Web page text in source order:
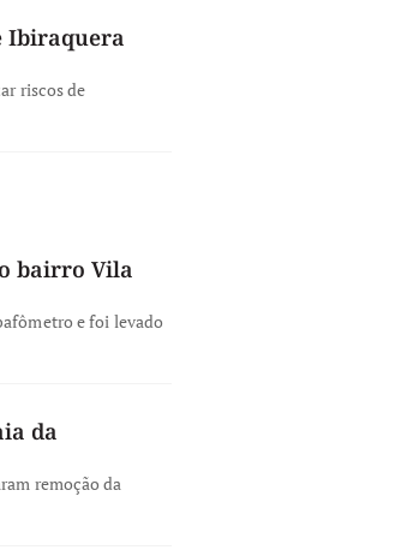
Ibiraquera
riscos de
bairro Vila
e foi levado
da
remoção da